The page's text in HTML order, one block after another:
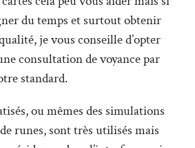
du temps et surtout obtenir
je vous conseille d’opter
consultation de voyance par
standard.
ou mêmes des simulations
runes, sont très utilisés mais